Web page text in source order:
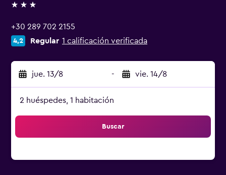
3 estrellas
+30 289 702 2155
4,2 Regular 1 calificación verificada
jue. 13/8 - vie. 14/8
2 huéspedes, 1 habitación
Buscar